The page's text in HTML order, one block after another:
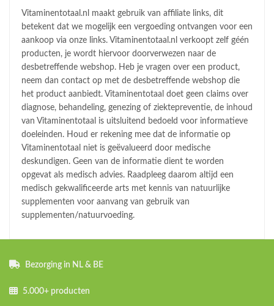
Vitaminentotaal.nl maakt gebruik van affiliate links, dit
betekent dat we mogelijk een vergoeding ontvangen voor een
aankoop via onze links. Vitaminentotaal.nl verkoopt zelf géén
producten, je wordt hiervoor doorverwezen naar de
desbetreffende webshop. Heb je vragen over een product,
neem dan contact op met de desbetreffende webshop die
het product aanbiedt. Vitaminentotaal doet geen claims over
diagnose, behandeling, genezing of ziektepreventie, de inhoud
van Vitaminentotaal is uitsluitend bedoeld voor informatieve
doeleinden. Houd er rekening mee dat de informatie op
Vitaminentotaal niet is geëvalueerd door medische
deskundigen. Geen van de informatie dient te worden
opgevat als medisch advies. Raadpleeg daarom altijd een
medisch gekwalificeerde arts met kennis van natuurlijke
supplementen voor aanvang van gebruik van
supplementen/natuurvoeding.
Bezorging in NL & BE
5.000+ producten